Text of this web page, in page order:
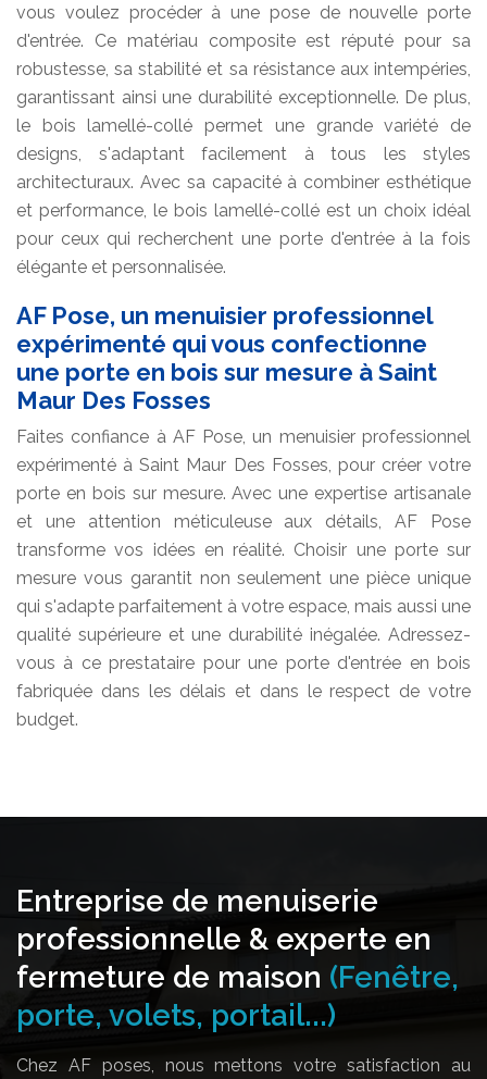
vous voulez procéder à une pose de nouvelle porte
d'entrée. Ce matériau composite est réputé pour sa
robustesse, sa stabilité et sa résistance aux intempéries,
garantissant ainsi une durabilité exceptionnelle. De plus,
le bois lamellé-collé permet une grande variété de
designs, s'adaptant facilement à tous les styles
architecturaux. Avec sa capacité à combiner esthétique
et performance, le bois lamellé-collé est un choix idéal
pour ceux qui recherchent une porte d'entrée à la fois
élégante et personnalisée.
AF Pose, un menuisier professionnel
expérimenté qui vous confectionne
une porte en bois sur mesure à Saint
Maur Des Fosses
Faites confiance à AF Pose, un menuisier professionnel
expérimenté à Saint Maur Des Fosses, pour créer votre
porte en bois sur mesure. Avec une expertise artisanale
et une attention méticuleuse aux détails, AF Pose
transforme vos idées en réalité. Choisir une porte sur
mesure vous garantit non seulement une pièce unique
qui s'adapte parfaitement à votre espace, mais aussi une
qualité supérieure et une durabilité inégalée. Adressez-
vous à ce prestataire pour une porte d'entrée en bois
fabriquée dans les délais et dans le respect de votre
budget.
Entreprise de menuiserie
professionnelle & experte en
fermeture de maison (Fenêtre,
porte, volets, portail...)
Chez AF poses, nous mettons votre satisfaction au